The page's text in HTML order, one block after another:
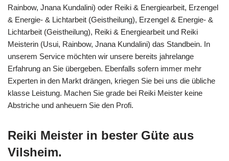
Rainbow, Jnana Kundalini) oder Reiki & Energiearbeit, Erzengel
& Energie- & Lichtarbeit (Geistheilung), Erzengel & Energie- &
Lichtarbeit (Geistheilung), Reiki & Energiearbeit und Reiki
Meisterin (Usui, Rainbow, Jnana Kundalini) das Standbein. In
unserem Service möchten wir unsere bereits jahrelange
Erfahrung an Sie übergeben. Ebenfalls sofern immer mehr
Experten in den Markt drängen, kriegen Sie bei uns die übliche
klasse Leistung. Machen Sie grade bei Reiki Meister keine
Abstriche und anheuern Sie den Profi.
Reiki Meister in bester Güte aus
Vilsheim.